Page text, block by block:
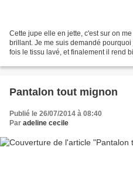
Cette jupe elle en jette, c'est sur on
brillant. Je me suis demandé
fois le tissu lavé, et finalement il rend
Pantalon tout mignon
Publié le 26/07/2014 à 08:40
Par adeline cecile